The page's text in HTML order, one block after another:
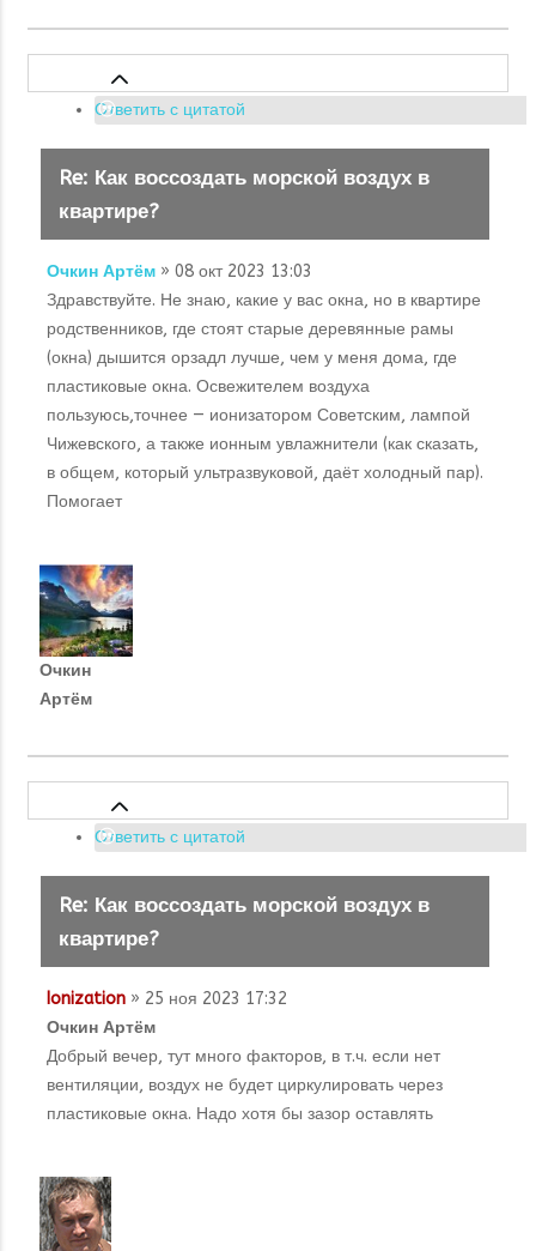
Ответить с цитатой
Re: Как воссоздать морской воздух в
квартире?
Очкин Артём » 08 окт 2023 13:03
Здравствуйте. Не знаю, какие у вас окна, но в квартире
родственников, где стоят старые деревянные рамы
(окна) дышится орзадл лучше, чем у меня дома, где
пластиковые окна. Освежителем воздуха
пользуюсь,точнее — ионизатором Советским, лампой
Чижевского, а также ионным увлажнители (как сказать,
в общем, который ультразвуковой, даёт холодный пар).
Помогает
Очкин
Артём
Ответить с цитатой
Re: Как воссоздать морской воздух в
квартире?
Ionization » 25 ноя 2023 17:32
Очкин Артём
Добрый вечер, тут много факторов, в т.ч. если нет
вентиляции, воздух не будет циркулировать через
пластиковые окна. Надо хотя бы зазор оставлять